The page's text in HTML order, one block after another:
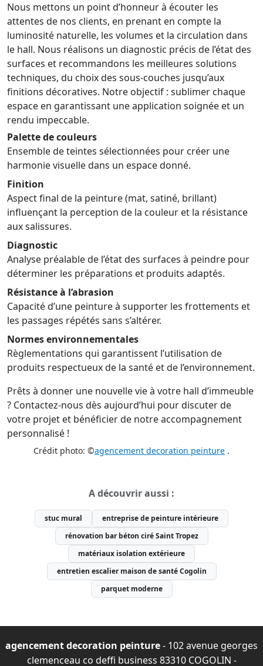
Nous mettons un point d’honneur à écouter les
attentes de nos clients, en prenant en compte la
luminosité naturelle, les volumes et la circulation dans
le hall. Nous réalisons un diagnostic précis de l’état des
surfaces et recommandons les meilleures solutions
techniques, du choix des sous-couches jusqu’aux
finitions décoratives. Notre objectif : sublimer chaque
espace en garantissant une application soignée et un
rendu impeccable.
Palette de couleurs
Ensemble de teintes sélectionnées pour créer une
harmonie visuelle dans un espace donné.
Finition
Aspect final de la peinture (mat, satiné, brillant)
influençant la perception de la couleur et la résistance
aux salissures.
Diagnostic
Analyse préalable de l’état des surfaces à peindre pour
déterminer les préparations et produits adaptés.
Résistance à l’abrasion
Capacité d’une peinture à supporter les frottements et
les passages répétés sans s’altérer.
Normes environnementales
Règlementations qui garantissent l’utilisation de
produits respectueux de la santé et de l’environnement.
Prêts à donner une nouvelle vie à votre hall d’immeuble
? Contactez-nous dès aujourd’hui pour discuter de
votre projet et bénéficier de notre accompagnement
personnalisé !
Crédit photo: ©agencement decoration peinture .
A découvrir aussi :
stuc mural
entreprise de peinture intérieure
rénovation bar béton ciré Saint Tropez
matériaux isolation extérieure
entretien escalier maison de santé Cogolin
parquet moderne
agencement decoration peinture- 102 avenue georges
clemenceau co deffi business 83310 COGOLIN -